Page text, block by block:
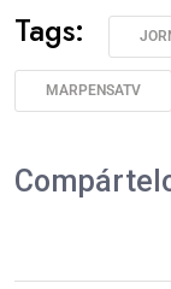
Tags:
MARPENSATV